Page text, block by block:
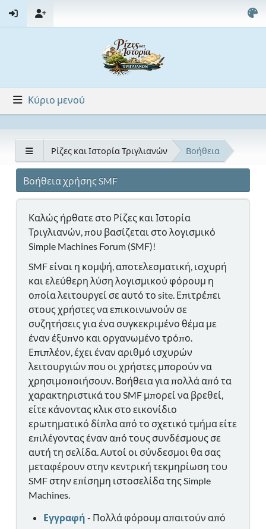
Κύριο μενού
Ρίζες και Ιστορία Τριγλιανών Βοήθεια
Βοήθεια χρήσης SMF
Καλώς ήρθατε στο Ρίζες και Ιστορία
Τριγλιανών, που βασίζεται στο λογισμικό
Simple Machines Forum (SMF)!
SMF είναι η κομψή, αποτελεσματική, ισχυρή
και ελεύθερη λύση λογισμικού φόρουμ η
οποία λειτουργεί σε αυτό το site. Επιτρέπει
στους χρήστες να επικοινωνούν σε
συζητήσεις για ένα συγκεκριμένο θέμα με
έναν έξυπνο και οργανωμένο τρόπο.
Επιπλέον, έχει έναν αριθμό ισχυρών
λειτουργιών που οι χρήστες μπορούν να
χρησιμοποιήσουν. Βοήθεια για πολλά από τα
χαρακτηριστικά του SMF μπορεί να βρεθεί,
είτε κάνοντας κλικ στο εικονίδιο
ερωτηματικό δίπλα από το σχετικό τμήμα είτε
επιλέγοντας έναν από τους συνδέσμους σε
αυτή τη σελίδα. Αυτοί οι σύνδεσμοι θα σας
μεταφέρουν στην κεντρική τεκμηρίωση του
SMF στην επίσημη ιστοσελίδα της Simple
Machines.
Εγγραφή - Πολλά φόρουμ απαιτούν από